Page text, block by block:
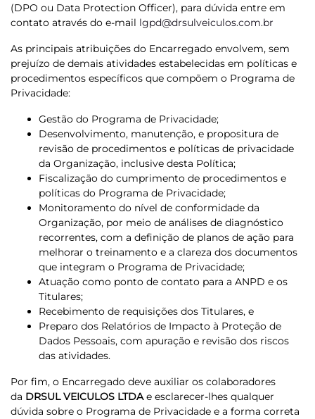
(DPO ou Data Protection Officer), para dúvida entre em
contato através do e-mail lgpd@drsulveiculos.com.br
As principais atribuições do Encarregado envolvem, sem
prejuízo de demais atividades estabelecidas em políticas e
procedimentos específicos que compõem o Programa de
Privacidade:
Gestão do Programa de Privacidade;
Desenvolvimento, manutenção, e propositura de
revisão de procedimentos e políticas de privacidade
da Organização, inclusive desta Política;
Fiscalização do cumprimento de procedimentos e
políticas do Programa de Privacidade;
Monitoramento do nível de conformidade da
Organização, por meio de análises de diagnóstico
recorrentes, com a definição de planos de ação para
melhorar o treinamento e a clareza dos documentos
que integram o Programa de Privacidade;
Atuação como ponto de contato para a ANPD e os
Titulares;
Recebimento de requisições dos Titulares, e
Preparo dos Relatórios de Impacto à Proteção de
Dados Pessoais, com apuração e revisão dos riscos
das atividades.
Por fim, o Encarregado deve auxiliar os colaboradores
da DRSUL VEICULOS LTDAe esclarecer-lhes qualquer
dúvida sobre o Programa de Privacidade e a forma correta